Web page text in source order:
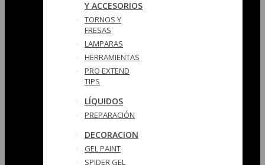
Y ACCESORIOS
TORNOS Y
FRESAS
LAMPARAS
HERRAMIENTAS
PRO EXTEND
TIPS
LÍQUIDOS
PREPARACIÓN
DECORACION
GEL PAINT
SPIDER GEL